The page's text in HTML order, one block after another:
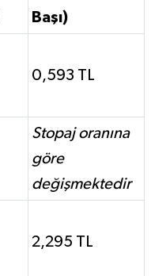
Başı)
0,593 TL
Stopaj oranına
göre
değişmektedir
2,295 TL